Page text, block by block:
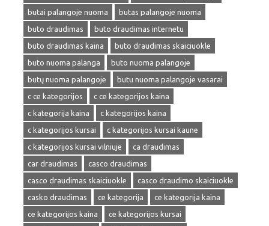
butai palangoje nuoma
butas palangoje nuoma
buto draudimas
buto draudimas internetu
buto draudimas kaina
buto draudimas skaiciuokle
buto nuoma palanga
buto nuoma palangoje
butų nuoma palangoje
butu nuoma palangoje vasarai
c ce kategorijos
c ce kategorijos kaina
c kategorija kaina
c kategorijos kaina
c kategorijos kursai
c kategorijos kursai kaune
c kategorijos kursai vilniuje
ca draudimas
car draudimas
casco draudimas
casco draudimas skaiciuokle
casco draudimo skaiciuokle
casko draudimas
ce kategorija
ce kategorija kaina
ce kategorijos kaina
ce kategorijos kursai